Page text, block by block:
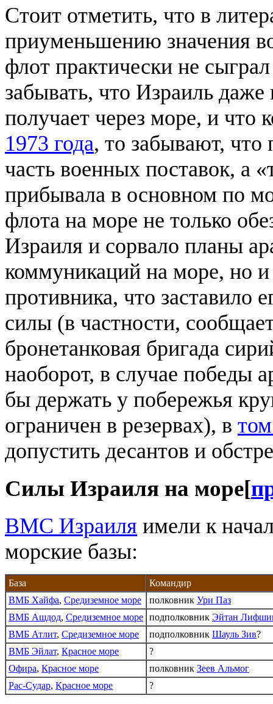
Стоит отметить, что в
приуменьшению значения
флот практически не
забывать, что Израиль
получает через море, и что
1973 года, то забывают,
часть военных поставок, а
прибывала в основном по
флота на море не только
Израиля и сорвало планы
коммуникаций на море, но и
противника, что заставило
силы (в частности,
бронетанковая бригада
наоборот, в случае победы
бы держать у побережья
ограничен в резервах), в
допустить десантов и
Силы Израиля на море[
ВМС Израиля имели к
морские базы:
База
Командир
ВМБ Хайфа, Средиземное море полковник Ури Паз
ВМБ Ашдод, Средиземное море подполковник Эйтан
ВМБ Атлит, Средиземное море подполковник Шауль Зив?
ВМБ Эйлат, Красное море
?
Офира, Красное море полковник Зеев Альмог
Рас-Судар, Красное море ?